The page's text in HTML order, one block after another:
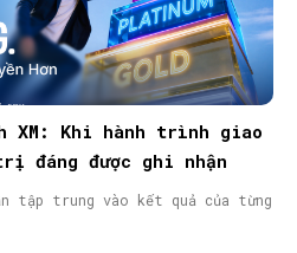
XM: Khi hành trình giao
đáng được ghi nhận
tập trung vào kết quả của từng